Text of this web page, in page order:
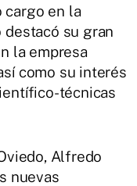
cargo en la
destacó su gran
la empresa
como su interés
técnicas
Alfredo
nuevas